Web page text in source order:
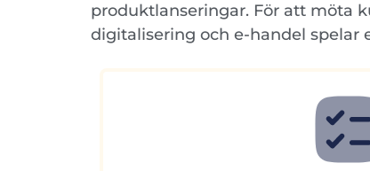
produktlanseringar. För att möta
digitalisering och e-handel spelar